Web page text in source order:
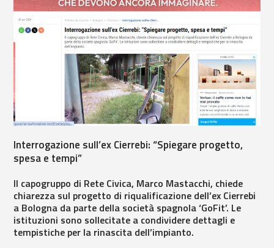
Interrogazione sull’ex Cierrebi: “Spiegare progetto,
spesa e tempi”
Il capogruppo di Rete Civica, Marco Mastacchi, chiede
chiarezza sul progetto di riqualificazione dell’ex Cierrebi
a Bologna da parte della società spagnola ‘GoFit’. Le
istituzioni sono sollecitate a condividere dettagli e
tempistiche per la rinascita dell’impianto.